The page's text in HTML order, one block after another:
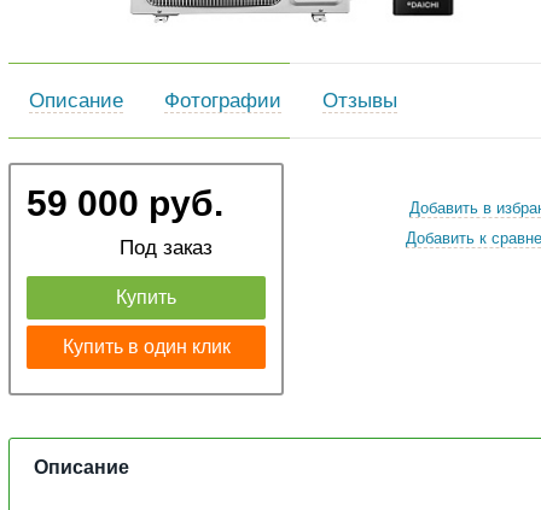
Описание Фотографии Отзывы
59 000 руб.
Под заказ
Купить
Купить в один клик
Добавить в
Добавить к
Описание